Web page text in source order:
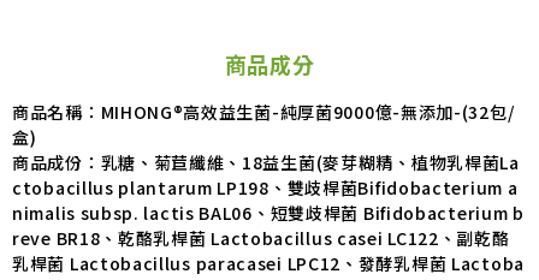
商品成分
商品名稱：MIHONG®高效益生菌-純厚菌9000億-無添加-(32包/
盒)
商品成份：乳糖、菊苣纖維、18益生菌(麥芽糊精、植物乳桿菌La
ctobacillus plantarum LP198、雙歧桿菌Bifidobacterium a
nimalis subsp. lactis BAL06、短雙歧桿菌 Bifidobacterium b
reve BR18、乾酪乳桿菌 Lactobacillus casei LC122、副乾酪
乳桿菌 Lactobacillus paracasei LPC12、發酵乳桿菌 Lactoba